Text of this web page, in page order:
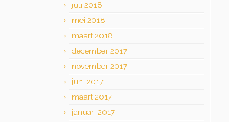
juli 2018
mei 2018
maart 2018
december 2017
november 2017
juni 2017
maart 2017
januari 2017